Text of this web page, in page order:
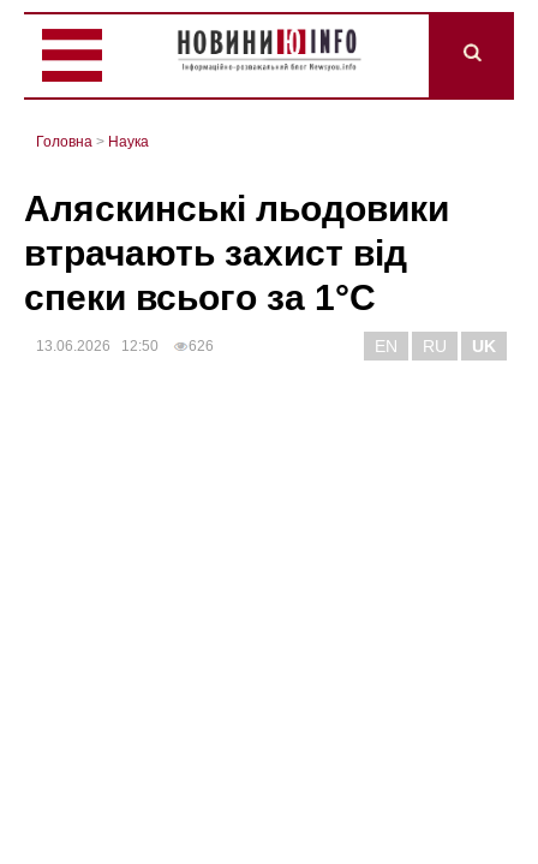
Головна > Наука
Аляскинські льодовики
втрачають захист від
спеки всього за 1°C
13.06.2026 12:50 626 EN RU UK